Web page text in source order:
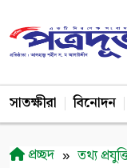
সাতক্ষীরা বিনোদন
প্রচ্ছদ তথ্য